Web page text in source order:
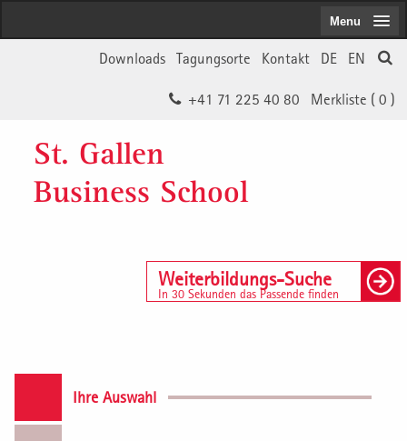
EN
DE
Kontakt
Tagungsorte
Downloads
Merkliste ( 0 )
+41 71 225 40 80
St. Gallen
Business School
Weiterbildungs-Suche
In 30 Sekunden das Passende finden
Menu
Ihre Auswahl